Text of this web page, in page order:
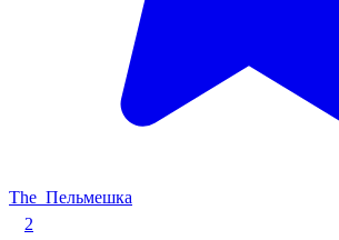
The_Пельмешка
2